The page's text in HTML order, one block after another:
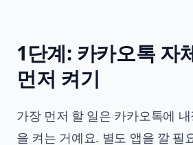
1단계: 카카오톡 자
먼저 켜기
가장 먼저 할 일은 카카오톡에
을 켜는 거예요. 별도 앱을 깔 필